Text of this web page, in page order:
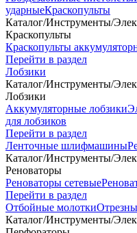
ударныеКраскопульты
Каталог/Инструменты/
Краскопульты
Краскопульты
Перейти в раздел
Лобзики
Каталог/Инструменты/
Лобзики
Аккумуляторные лобзики
для лобзиков
Перейти в раздел
Ленточные шлифмашины
Каталог/Инструменты/
Реноваторы
Реноваторы сетевые
Перейти в раздел
Отбойные молотки
Каталог/Инструменты/